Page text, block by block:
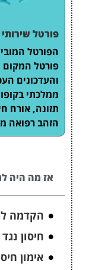
פורטל
הפורטל
פורטל
והעדכונים
ממלכתי
תזונה, אורח
הזהב רפואה
אז מה היה
הקדמה
חיסון
אימון